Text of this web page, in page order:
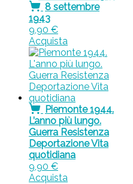
8 settembre
1943
9,90 €
Acquista
Piemonte 1944.
L’anno più lungo.
Guerra Resistenza
Deportazione Vita
quotidiana
9,90 €
Acquista